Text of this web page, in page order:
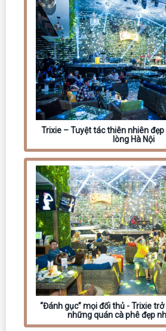
Trixie – Tuyệt tác thiên nhiên
lòng Hà Nội
“Đánh gục” mọi đối thủ - Trixie
những quán cà phê đẹp